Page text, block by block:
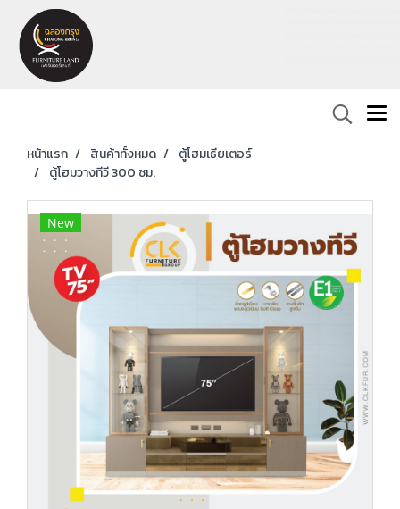
หน้าแรก สินค้าทั้งหมด
ตู้โฮมเธียเตอร์
ตู้โฮมวางทีวี 300 ซม.
New